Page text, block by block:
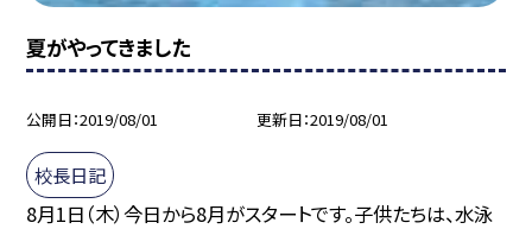
夏がやってきました
公開日 2019/08/01 更新日 2019/08/01
校長日記
8月1日（木）今日から8月がスタートです。子供たちは、水泳